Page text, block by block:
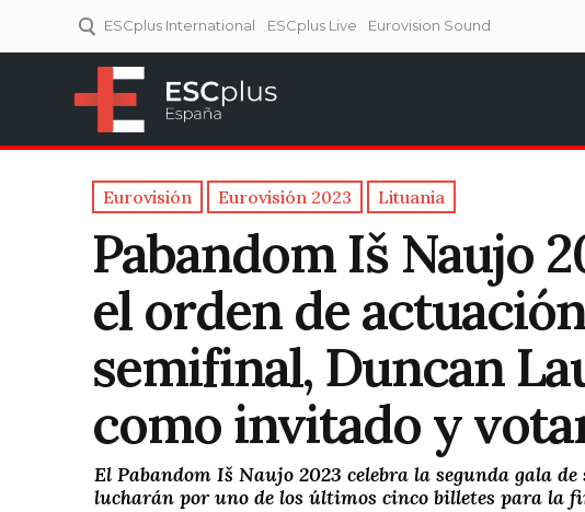
ESCplus International ESCplus Live Eurovision Sound
Eurovisión Eurovisión 2023 Lituania
Pabandom Iš Naujo
el orden de
semifinal, Duncan
como invitado y
El Pabandom Iš Naujo 2023 celebra la segunda gala
lucharán por uno de los últimos cinco billetes para la